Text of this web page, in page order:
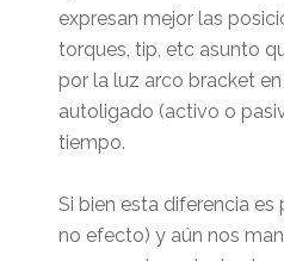
expresan mejor las
torques, tip, etc asunto
por la luz arco bracket
autoligado (activo o
tiempo.
Si bien esta diferencia
no efecto) y aún nos